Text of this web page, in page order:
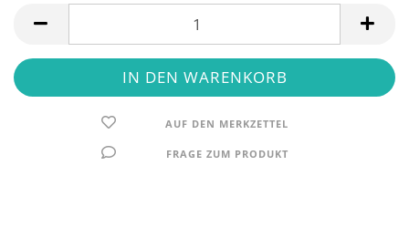
AUF DEN MERKZETTEL
FRAGE ZUM PRODUKT